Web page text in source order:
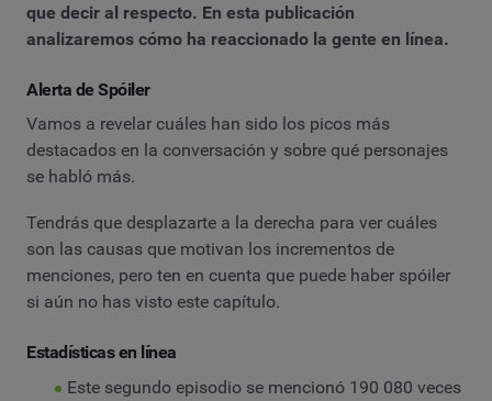
que decir al respecto. En esta publicación
analizaremos cómo ha reaccionado la gente en línea.
Alerta de Spóiler
Vamos a revelar cuáles han sido los picos más
destacados en la conversación y sobre qué personajes
se habló más.
Tendrás que desplazarte a la derecha para ver cuáles
son las causas que motivan los incrementos de
menciones, pero ten en cuenta que puede haber spóiler
si aún no has visto este capítulo.
Estadísticas en línea
Este segundo episodio se mencionó 190 080 veces